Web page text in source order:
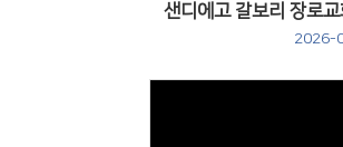
샌디에고 갈보리 장로
2026-